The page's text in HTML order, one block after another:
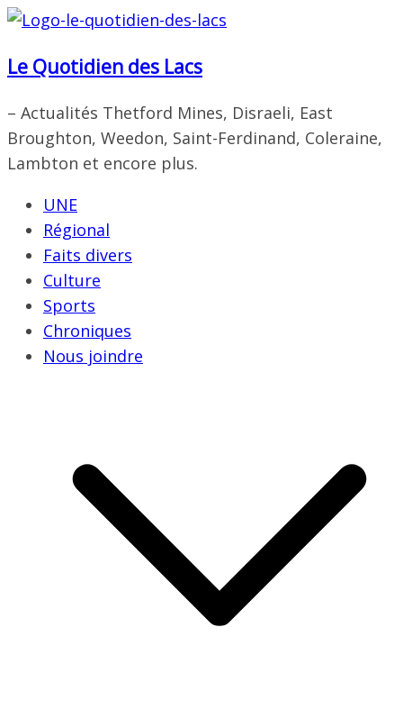
Passer
contenu
Le Quotidien des Lacs
– Actualités Thetford Mines, Disraeli, East
Broughton, Weedon, Saint-Ferdinand, Coleraine,
Lambton et encore plus.
UNE
Régional
Faits divers
Culture
Sports
Chroniques
Nous joindre